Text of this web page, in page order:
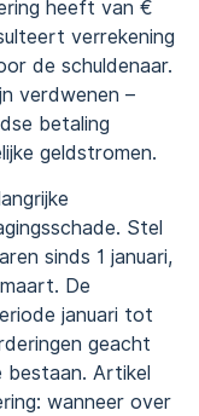
heeft van €
verrekening
de schuldenaar.
verdwenen –
betaling
geldstromen.
Stel
sinds 1 januari,
De
januari tot
geacht
bestaan. Artikel
wanneer over